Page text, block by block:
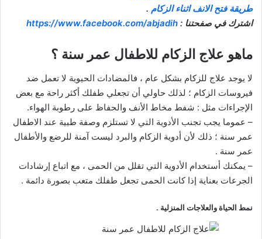
طريقة فتح الانف اثناء الزكام .
اشترك في صفحتنا : https://www.facebook.com/abjadih
ماهو علاج الزكام للاطفال عمر سنة ؟
لا يوجد علاج للزكام بشكل عام ، فالمضادات الحيوية لا تعمل ضد
فيروسات الزكام ؛ لذلك حاولي أن تجعلي طفلك أكثر راحة مع بعض
الإجراءات مثل : شفط مخاط الأنف والحفاظ على رطوبة الهواء.
– عموما يجب تجنب الأدوية التي لا تستلزم وصفة طبية عند الاطفال
عمر سنة ؛ ذلك لأن أدوية الزكام والبرد ليست آمنة للرضع والأطفال
عمر سنة .
– يمكنك أستخدام الأدوية التي تقلل من الحمى ، مع اتباع إرشادات
الجرعات بعناية إذا كانت الحمى تجعل طفلك متعب بصورة دائمة .
نمط الحياة والعلاجات المنزلية .